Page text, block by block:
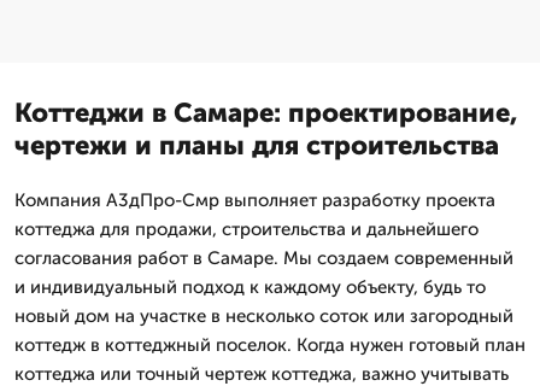
Коттеджи в Самаре: проектирование,
чертежи и планы для строительства
Компания А3дПро-Смр выполняет разработку проекта
коттеджа для продажи, строительства и дальнейшего
согласования работ в Самаре. Мы создаем современный
и индивидуальный подход к каждому объекту, будь то
новый дом на участке в несколько соток или загородный
коттедж в коттеджный поселок. Когда нужен готовый план
коттеджа или точный чертеж коттеджа, важно учитывать